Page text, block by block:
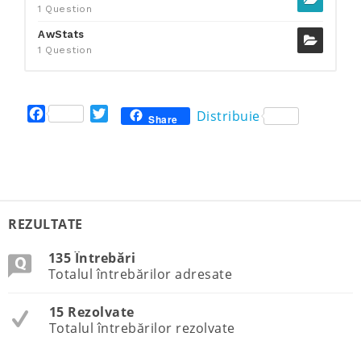
1 Question
AwStats
1 Question
F
o
Share Distribuie
REZULTATE
135 Întrebări
Totalul întrebărilor adresate
15 Rezolvate
Totalul întrebărilor rezolvate